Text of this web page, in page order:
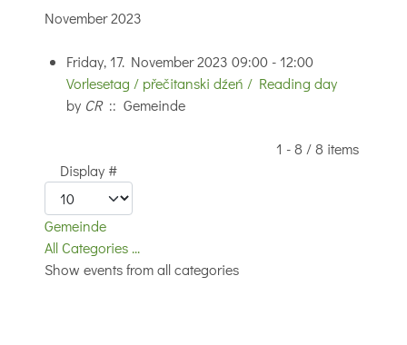
November 2023
Friday, 17. November 2023 09:00 - 12:00
Vorlesetag / přečitanski dźeń / Reading day
by CR:: Gemeinde
1 - 8 / 8 items
Display #
Gemeinde
All Categories ...
Show events from all categories